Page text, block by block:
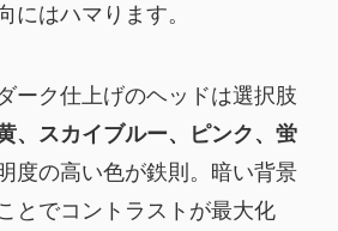
にはハマります。
ーク仕上げのヘッドは選択肢
、スカイブルー、ピンク、蛍
度の高い色が鉄則。暗い背景
とでコントラストが最大化